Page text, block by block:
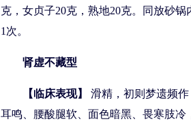
克，女贞子20克，熟地20克。同放砂
1次。
肾虚不藏型
【临床表现】
滑精，初则梦遗频作
耳鸣、腰酸腿软、面色暗黑、畏寒肢冷